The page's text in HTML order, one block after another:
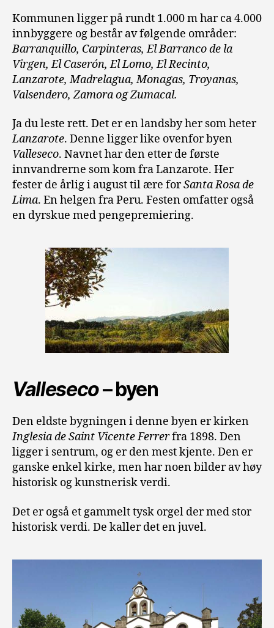
Kommunen ligger på rundt 1.000 m har ca 4.000
innbyggere og består av følgende områder:
Barranquillo, Carpinteras, El Barranco de la
Virgen, El Caserón, El Lomo, El Recinto,
Lanzarote, Madrelagua, Monagas, Troyanas,
Valsendero, Zamora og Zumacal.
Ja du leste rett. Det er en landsby her som heter
Lanzarote. Denne ligger like ovenfor byen
Valleseco. Navnet har den etter de første
innvandrerne som kom fra Lanzarote. Her
fester de årlig i august til ære forSanta Rosa de
Lima. En helgen fra Peru. Festen omfatter også
en dyrskue med pengepremiering.
Valleseco– byen
Den eldste bygningen i denne byen er kirken
Inglesia de Saint Vicente Ferrerfra 1898. Den
ligger i sentrum, og er den mest kjente. Den er
ganske enkel kirke, men har noen bilder av høy
historisk og kunstnerisk verdi.
Det er også et gammelt tysk orgel der med stor
historisk verdi. De kaller det en juvel.